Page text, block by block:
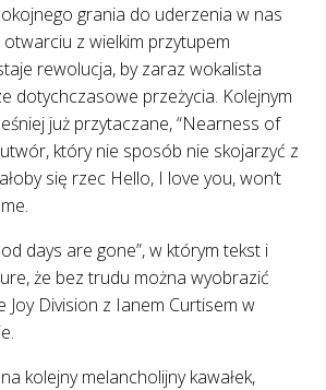
grania do uderzenia w nas
z wielkim przytupem
rewolucja, by zaraz wokalista
dotychczasowe przeżycia. Kolejnym
już przytaczane, “Nearness of
który nie sposób nie skojarzyć z
się rzec Hello, I love you, won’t
days are gone”, w którym tekst i
że bez trudu można wyobrazić
Joy Division z Ianem Curtisem w
kolejny melancholijny kawałek,